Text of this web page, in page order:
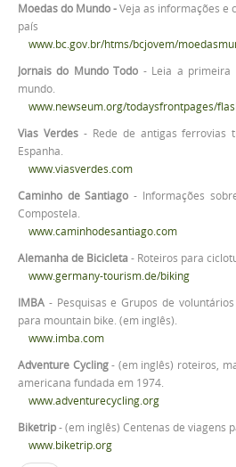
Moedas do Mundo -Veja as informações e
país
www.bc.gov.br/htms/bcjovem/
Jornais do Mundo Todo - Leia a primeira
mundo.
www.newseum.org/todaysfrontpages/
Vias Verdes- Rede de antigas ferrovias
Espanha.
www.viasverdes.com
Caminho de Santiago - Informações
Compostela.
www.caminhodesantiago.com
Alemanha de Bicicleta- Roteiros para
www.germany-tourism.de/biking
IMBA - Pesquisas e Grupos de
para mountain bike. (em inglês).
www.imba.com
Adventure Cycling- (em inglês) roteiros,
americana fundada em 1974.
www.adventurecycling.org
Biketrip- (em inglês) Centenas de viagens
www.biketrip.org